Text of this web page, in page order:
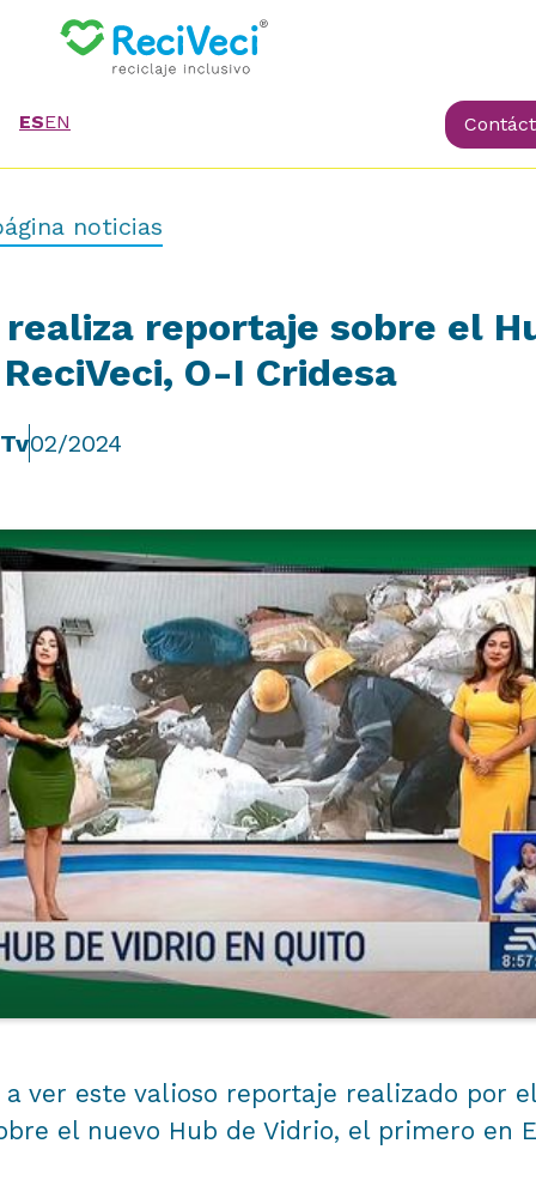
ESEN
noticias
realiza reportaje sobre el
O-I Cridesa
02/2024
ver este valioso reportaje realizado por
el nuevo Hub de Vidrio, el primero en